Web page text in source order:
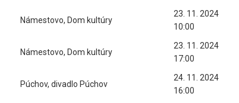
Námestovo, Dom kultúry
23. 11. 2024
10:00
Námestovo, Dom kultúry
23. 11. 2024
17:00
Púchov, divadlo Púchov
24. 11. 2024
16:00